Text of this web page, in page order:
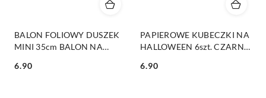
BALON FOLIOWY DUSZEK
MINI 35cm BALON NA
Cena:
6.90
PAPIEROWE KUBECZKI NA
HALLOWEEN 6szt. CZARNE
TREAT
Cena:
6.90